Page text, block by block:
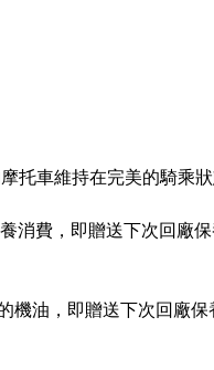
托車維持在完美的騎乘
消費，即贈送下次回廠
機油，即贈送下次回廠